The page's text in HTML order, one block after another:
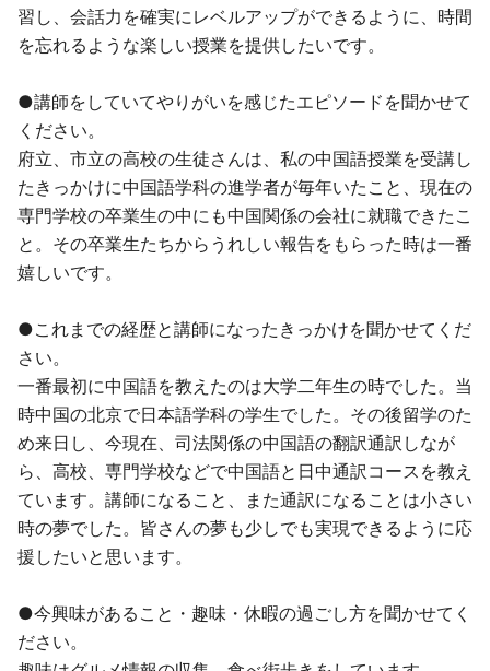
習し、会話力を確実にレベルアップができるように、時間
を忘れるような楽しい授業を提供したいです。
●講師をしていてやりがいを感じたエピソードを聞かせて
ください。
府立、市立の高校の生徒さんは、私の中国語授業を受講し
たきっかけに中国語学科の進学者が毎年いたこと、現在の
専門学校の卒業生の中にも中国関係の会社に就職できたこ
と。その卒業生たちからうれしい報告をもらった時は一番
嬉しいです。
●これまでの経歴と講師になったきっかけを聞かせてくだ
さい。
一番最初に中国語を教えたのは大学二年生の時でした。当
時中国の北京で日本語学科の学生でした。その後留学のた
め来日し、今現在、司法関係の中国語の翻訳通訳しなが
ら、高校、専門学校などで中国語と日中通訳コースを教え
ています。講師になること、また通訳になることは小さい
時の夢でした。皆さんの夢も少しでも実現できるように応
援したいと思います。
●今興味があること・趣味・休暇の過ごし方を聞かせてく
ださい。